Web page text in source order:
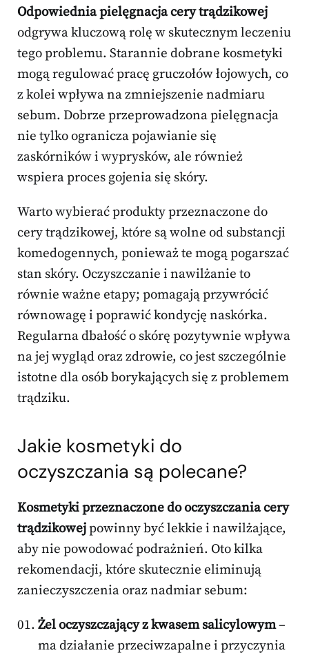
Odpowiednia pielęgnacja cery trądzikowej
odgrywa kluczową rolę w skutecznym leczeniu
tego problemu. Starannie dobrane kosmetyki
mogą regulować pracę gruczołów łojowych, co
z kolei wpływa na zmniejszenie nadmiaru
sebum. Dobrze przeprowadzona pielęgnacja
nie tylko ogranicza pojawianie się
zaskórników i wyprysków, ale również
wspiera proces gojenia się skóry.
Warto wybierać produkty przeznaczone do
cery trądzikowej, które są wolne od substancji
komedogennych, ponieważ te mogą pogarszać
stan skóry. Oczyszczanie i nawilżanie to
równie ważne etapy; pomagają przywrócić
równowagę i poprawić kondycję naskórka.
Regularna dbałość o skórę pozytywnie wpływa
na jej wygląd oraz zdrowie, co jest szczególnie
istotne dla osób borykających się z problemem
trądziku.
Jakie kosmetyki do
oczyszczania są polecane?
Kosmetyki przeznaczone do oczyszczania cery
trądzikowejpowinny być lekkie i nawilżające,
aby nie powodować podrażnień. Oto kilka
rekomendacji, które skutecznie eliminują
zanieczyszczenia oraz nadmiar sebum:
Żel oczyszczający z kwasem salicylowym–
ma działanie przeciwzapalne i przyczynia